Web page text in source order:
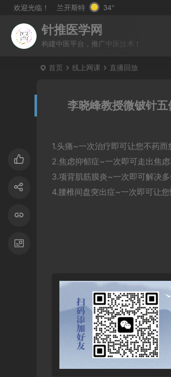
欢迎光临！ 兰开斯特 34°
针推医学网
构建中医平台，推广中医技术！
首页 线上网课 直播回放
李晓峰教授微铍针
1.头痛~一次治疗即可让您不药而
2.焦虑抑郁症~一次即可走出焦
3.项背肌筋膜炎~一次即可解决
4.腰椎间盘突出症~一次即可让